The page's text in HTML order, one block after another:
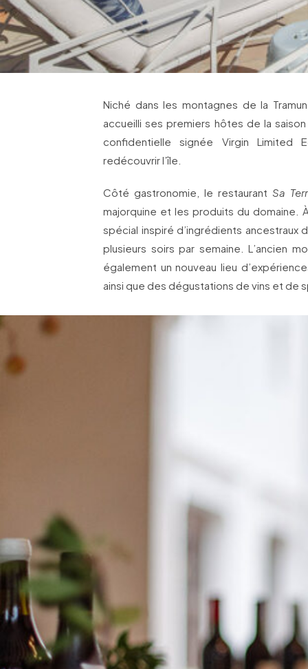
Niché dans les montagnes de la
accueilli ses premiers hôtes de la
confidentielle signée Virgin Limited
redécouvrir l’île.
Côté gastronomie, le restaurant Sa
majorquine et les produits du domaine.
spécial inspiré d’ingrédients ancestraux
plusieurs soirs par semaine. L’ancien
également un nouveau lieu
ainsi que des dégustations de vins et de